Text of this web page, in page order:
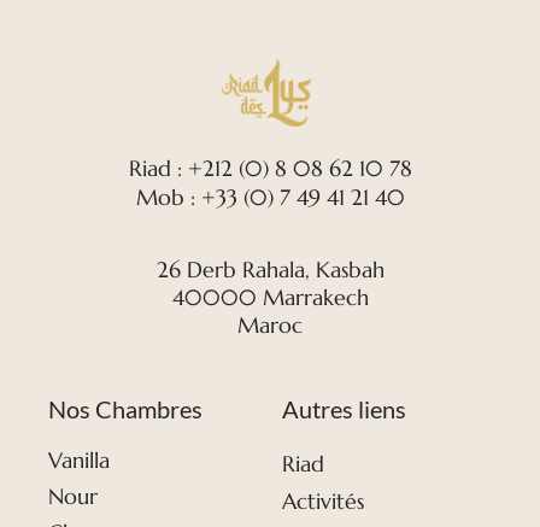
Riad : +212 (0) 8 08 62 10 78
Mob : +33 (0) 7 49 41 21 40
26 Derb Rahala, Kasbah
40000 Marrakech
Maroc
Nos Chambres
Vanilla
Nour
Autres liens
Riad
Activités